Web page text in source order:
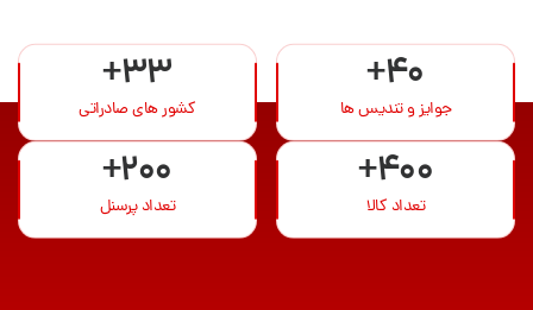
+40
جوایز و تندیس ها
+33
کشور های صادراتی
+400
تعداد کالا
+200
تعداد پرسنل